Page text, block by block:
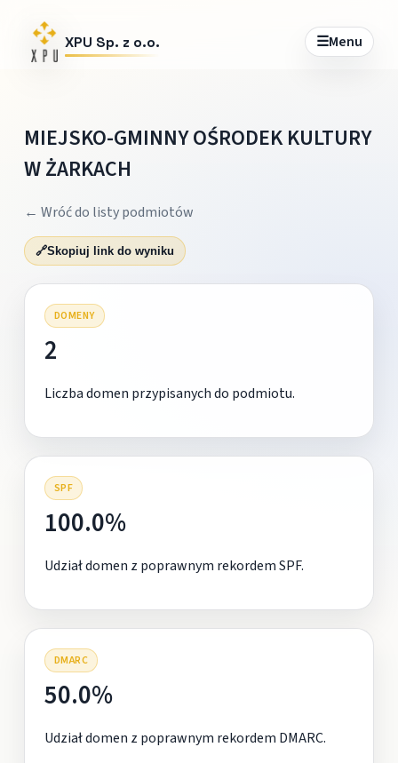
XPU Sp. z o.o. ☰Menu
MIEJSKO-GMINNY OŚRODEK KULTURY
W ŻARKACH
← Wróć do listy podmiotów
🔗Skopiuj link do wyniku
DOMENY
2
Liczba domen przypisanych do podmiotu.
SPF
100.0%
Udział domen z poprawnym rekordem SPF.
DMARC
50.0%
Udział domen z poprawnym rekordem DMARC.